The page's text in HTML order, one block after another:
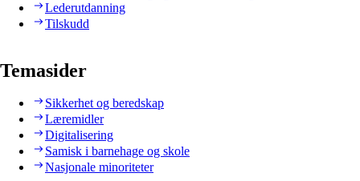
Lederutdanning
Tilskudd
Temasider
Sikkerhet og beredskap
Læremidler
Digitalisering
Samisk i barnehage og skole
Nasjonale minoriteter